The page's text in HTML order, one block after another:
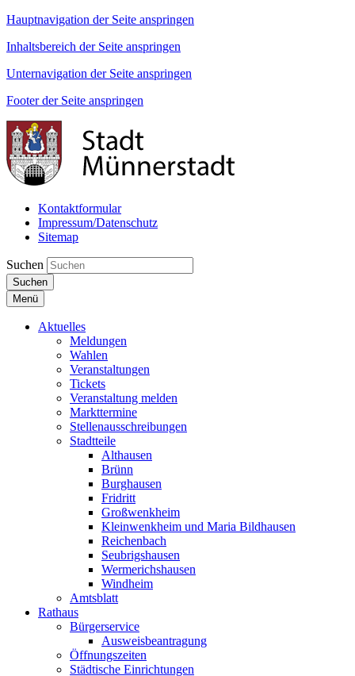
Hauptnavigation der Seite anspringen
Inhaltsbereich der Seite anspringen
Unternavigation der Seite anspringen
Footer der Seite anspringen
Kontaktformular
Impressum/Datenschutz
Sitemap
Suchen
Suchen
Menü
Aktuelles
Meldungen
Wahlen
Veranstaltungen
Tickets
Veranstaltung melden
Markttermine
Stellenausschreibungen
Stadtteile
Althausen
Brünn
Burghausen
Fridritt
Großwenkheim
Kleinwenkheim und Maria Bildhausen
Reichenbach
Seubrigshausen
Wermerichshausen
Windheim
Amtsblatt
Rathaus
Bürgerservice
Ausweisbeantragung
Öffnungszeiten
Städtische Einrichtungen